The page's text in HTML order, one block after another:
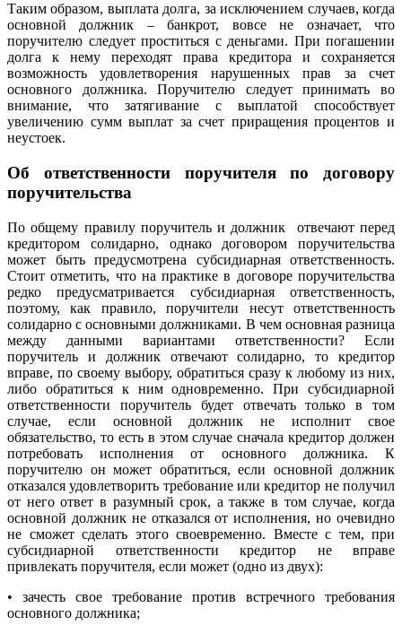
Таким образом, выплата долга, за исключением случаев, когда
основной должник – банкрот, вовсе не означает, что
поручителю следует проститься с деньгами. При погашении
долга к нему переходят права кредитора и сохраняется
возможность удовлетворения нарушенных прав за счет
основного должника. Поручителю следует принимать во
внимание, что затягивание с выплатой способствует
увеличению сумм выплат за счет приращения процентов и
неустоек.
Об ответственности поручителя по договору
поручительства
По общему правилу поручитель и должник отвечают перед
кредитором солидарно, однако договором поручительства
может быть предусмотрена субсидиарная ответственность.
Стоит отметить, что на практике в договоре поручительства
редко предусматривается субсидиарная ответственность,
поэтому, как правило, поручители несут ответственность
солидарно с основными должниками. В чем основная разница
между данными вариантами ответственности? Если
поручитель и должник отвечают солидарно, то кредитор
вправе, по своему выбору, обратиться сразу к любому из них,
либо обратиться к ним одновременно. При субсидиарной
ответственности поручитель будет отвечать только в том
случае, если основной должник не исполнит свое
обязательство, то есть в этом случае сначала кредитор должен
потребовать исполнения от основного должника. К
поручителю он может обратиться, если основной должник
отказался удовлетворить требование или кредитор не получил
от него ответ в разумный срок, а также в том случае, когда
основной должник не отказался от исполнения, но очевидно
не сможет сделать этого своевременно. Вместе с тем, при
субсидиарной ответственности кредитор не вправе
привлекать поручителя, если может (одно из двух):
• зачесть свое требование против встречного требования
основного должника;